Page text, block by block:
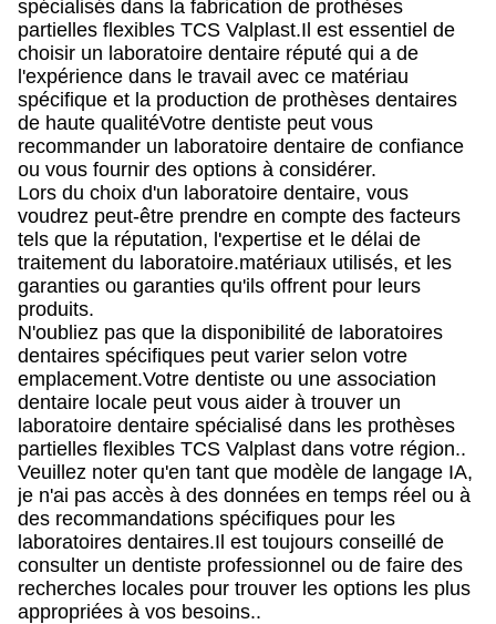
spécialisés dans la fabrication de prothèses
partielles flexibles TCS Valplast.Il est essentiel de
choisir un laboratoire dentaire réputé qui a de
l'expérience dans le travail avec ce matériau
spécifique et la production de prothèses dentaires
de haute qualitéVotre dentiste peut vous
recommander un laboratoire dentaire de confiance
ou vous fournir des options à considérer.
Lors du choix d'un laboratoire dentaire, vous
voudrez peut-être prendre en compte des facteurs
tels que la réputation, l'expertise et le délai de
traitement du laboratoire.matériaux utilisés, et les
garanties ou garanties qu'ils offrent pour leurs
produits.
N'oubliez pas que la disponibilité de laboratoires
dentaires spécifiques peut varier selon votre
emplacement.Votre dentiste ou une association
dentaire locale peut vous aider à trouver un
laboratoire dentaire spécialisé dans les prothèses
partielles flexibles TCS Valplast dans votre région..
Veuillez noter qu'en tant que modèle de langage IA,
je n'ai pas accès à des données en temps réel ou à
des recommandations spécifiques pour les
laboratoires dentaires.Il est toujours conseillé de
consulter un dentiste professionnel ou de faire des
recherches locales pour trouver les options les plus
appropriées à vos besoins..